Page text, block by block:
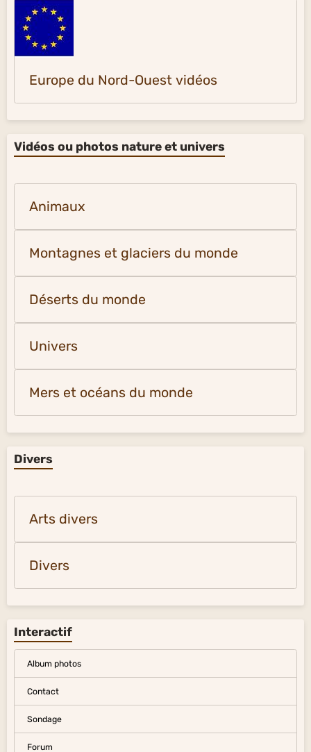
Europe du Nord-Ouest vidéos
Vidéos ou photos nature et univers
Animaux
Montagnes et glaciers du monde
Déserts du monde
Univers
Mers et océans du monde
Divers
Arts divers
Divers
Interactif
Album photos
Contact
Sondage
Forum